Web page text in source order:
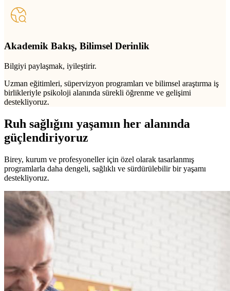
Akademik Bakış, Bilimsel Derinlik
Bilgiyi paylaşmak, iyileştirir.
Uzman eğitimleri, süpervizyon programları ve bilimsel araştırma iş
birlikleriyle psikoloji alanında sürekli öğrenme ve gelişimi
destekliyoruz.
Ruh sağlığını yaşamın her alanında
güçlendiriyoruz
Birey, kurum ve profesyoneller için özel olarak tasarlanmış
programlarla daha dengeli, sağlıklı ve sürdürülebilir bir yaşamı
destekliyoruz.